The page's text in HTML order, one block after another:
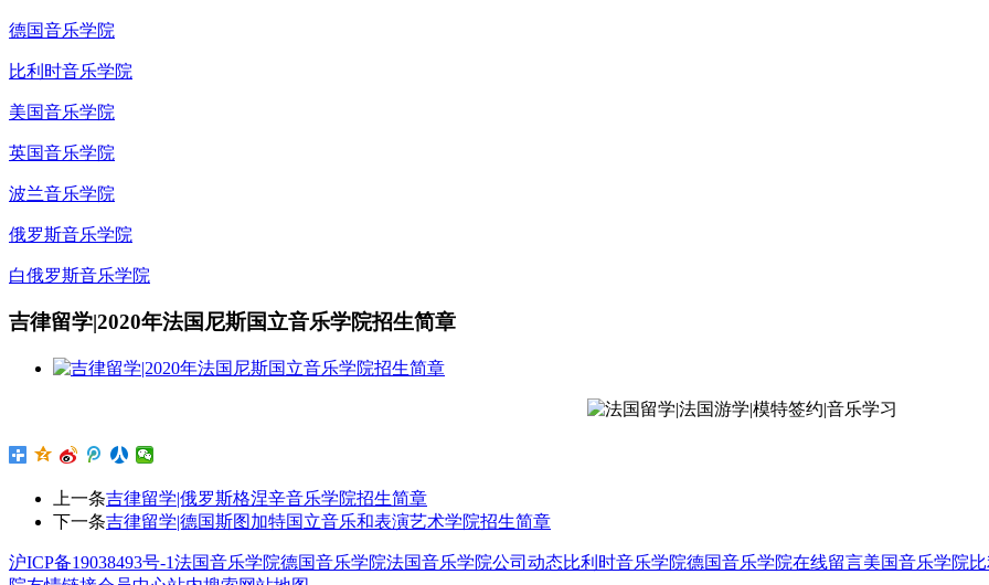
德国音乐学院
比利时音乐学院
美国音乐学院
英国音乐学院
波兰音乐学院
俄罗斯音乐学院
白俄罗斯音乐学院
吉律留学|2020年法国尼斯国立音乐学院招生简章
上一条吉律留学|俄罗斯格涅辛音乐学院招生简章
下一条吉律留学|德国斯图加特国立音乐和表演艺术学院招生简章
沪ICP备19038493号-1法国音乐学院德国音乐学院法国音乐学院公司动态比利时音乐学院德国音乐学院在线留言美国音乐学院